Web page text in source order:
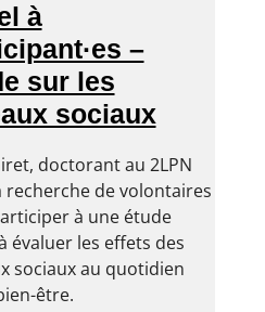
à
–
sur les
sociaux
doctorant au 2LPN
recherche de volontaires
à une étude
évaluer les effets des
sociaux au quotidien
être.